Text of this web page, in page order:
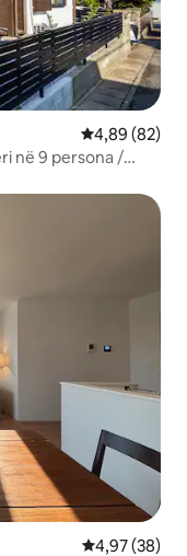
Vlerësimi
4,89 (82)
në 9 persona /
Vlerësimi
4,97 (38)